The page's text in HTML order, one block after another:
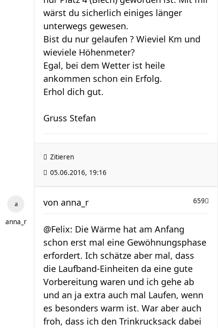
wärst du sicherlich einiges länger
unterwegs gewesen.
Bist du nur gelaufen ? Wieviel Km und
wieviele Höhenmeter?
Egal, bei dem Wetter ist heile
ankommen schon ein Erfolg.
Erhol dich gut.
Gruss Stefan
Zitieren
05.06.2016, 19:16
anna_r
659
von anna_r
@Felix: Die Wärme hat am Anfang
schon erst mal eine Gewöhnungsphase
erfordert. Ich schätze aber mal, dass
die Laufband-Einheiten da eine gute
Vorbereitung waren und ich gehe ab
und an ja extra auch mal Laufen, wenn
es besonders warm ist. War aber auch
froh, dass ich den Trinkrucksack dabei